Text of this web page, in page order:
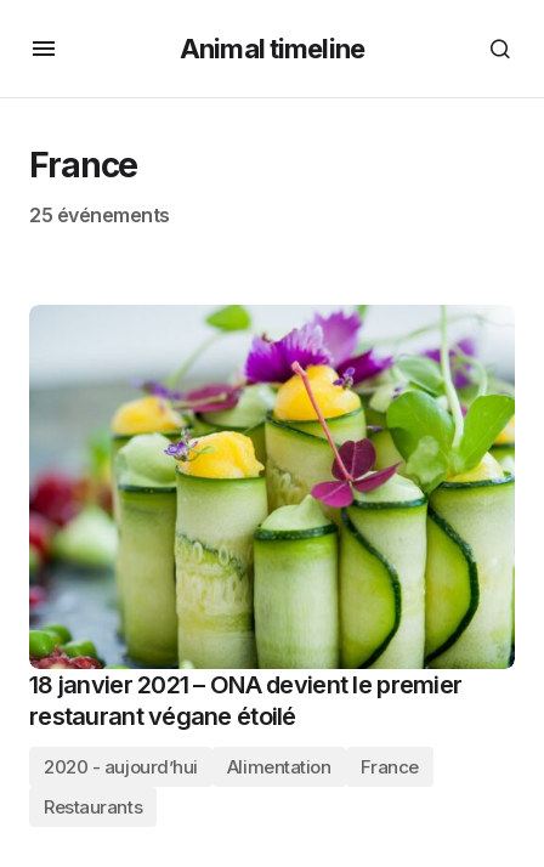
Animal timeline
France
25 événements
18 janvier 2021 – ONA devient le premier
restaurant végane étoilé
2020 - aujourd’hui Alimentation
France
Restaurants